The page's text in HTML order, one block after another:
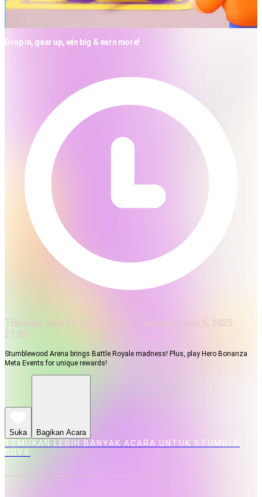
Drop in, gear up, win big & earn more!
Thursday, May 29, 2025 15:00
Thursday, June 5, 2025
21:30
Stumblewood Arena brings Battle Royale madness! Plus, play Hero Bonanza
Meta Events for unique rewards!
Suka Bagikan Acara
TEMUKAN LEBIH BANYAK ACARA UNTUK STUMBLE
GUYS